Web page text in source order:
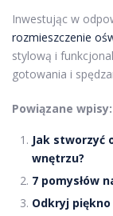
Inwestując w
rozmieszczenie
stylową i
gotowania i
Powiązane wpisy:
Jak stworzyć
wnętrzu?
7 pomysłów
Odkryj